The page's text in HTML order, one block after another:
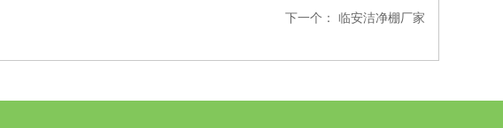
下一个： 临安洁净棚厂家